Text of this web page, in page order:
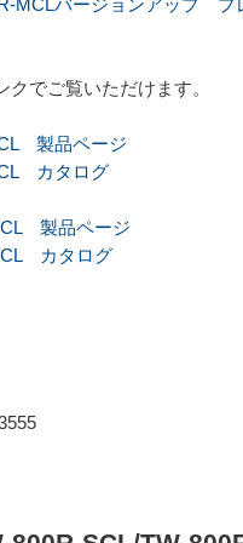
MCLバージョンアップ プ
でご覧いただけます。
製品ページ
カタログ
製品ページ
カタログ